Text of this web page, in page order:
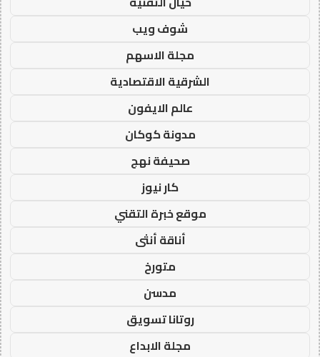
شوف ويب
مجلة الاسهم
الشرقية الاقتصادية
عالم الايفون
مدونة كوكان
صحيفة نهج
كار نيوز
موقع خبرة التقني
أناقة أنثى
متورخ
مدسن
روتانا تسويق
مجلة الابداع